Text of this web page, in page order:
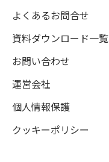
よくあるお問合せ
資料ダウンロード一覧
お問い合わせ
運営会社
個人情報保護
クッキーポリシー